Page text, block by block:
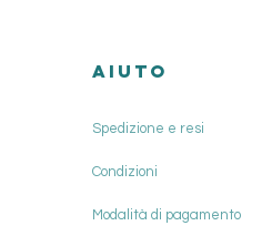
AIUTO
Spedizione e resi
Condizioni
Modalità di pagamento